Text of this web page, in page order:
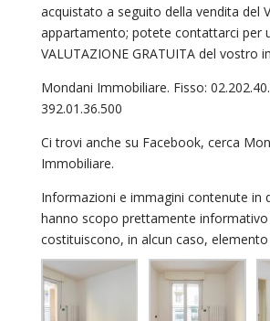
acquistato a seguito della vendita del
appartamento; potete contattarci per
VALUTAZIONE GRATUITA del vostro
Mondani Immobiliare. Fisso:
392.01.36.500
Ci trovi anche su Facebook, cerca
Immobiliare.
Informazioni e immagini contenute in
hanno scopo prettamente
costituiscono, in alcun caso,